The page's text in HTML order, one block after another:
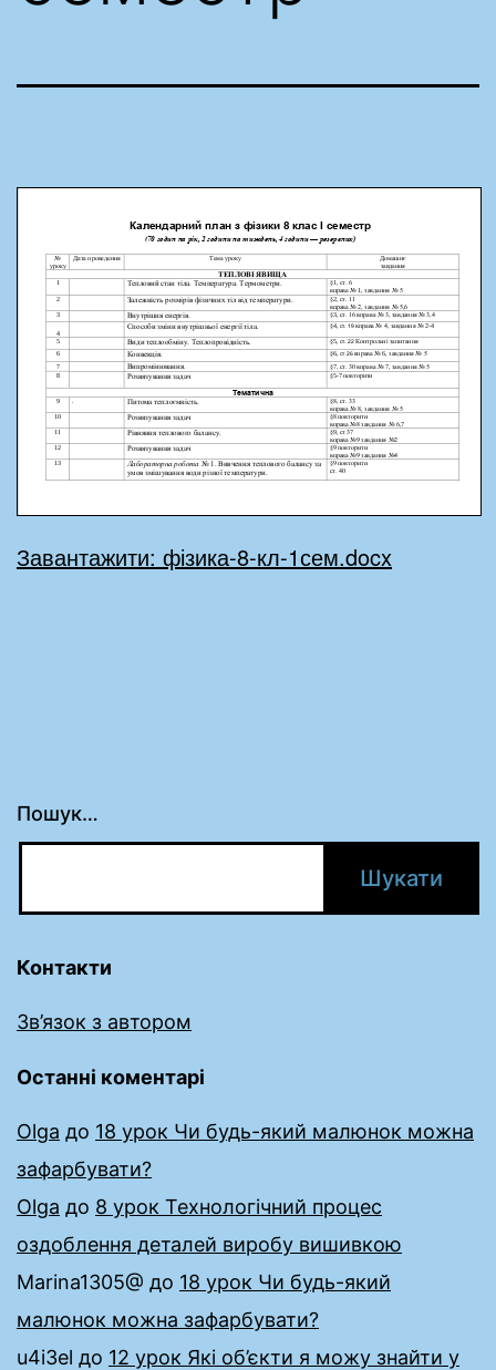
Завантажити: фізика-8-кл-1сем.docx
Пошук…
Контакти
Зв’язок з автором
Останні коментарі
Olga до 18 урок Чи будь-який малюнок можна
зафарбувати?
Olga до 8 урок Технологічний процес
оздоблення деталей виробу вишивкою
Marina1305@ до 18 урок Чи будь-який
малюнок можна зафарбувати?
u4i3el до 12 урок Які об’єкти я можу знайти у